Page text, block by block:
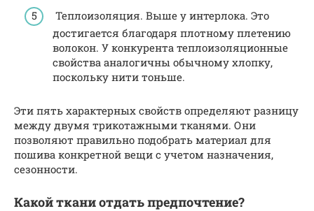
Теплоизоляция. Выше у интерлока. Это
достигается благодаря плотному плетению
волокон. У конкурента теплоизоляционные
свойства аналогичны обычному хлопку,
поскольку нити тоньше.
Эти пять характерных свойств определяют разницу
между двумя трикотажными тканями. Они
позволяют правильно подобрать материал для
пошива конкретной вещи с учетом назначения,
сезонности.
Какой ткани отдать предпочтение?